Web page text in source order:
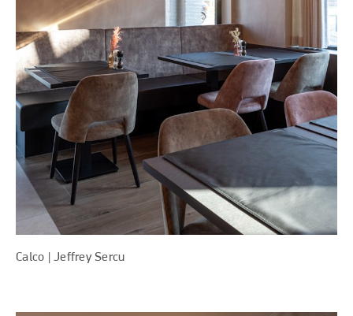
Calco | Jeffrey Sercu